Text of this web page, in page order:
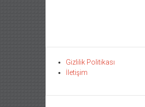
Gizlilik Politikası
İletişim